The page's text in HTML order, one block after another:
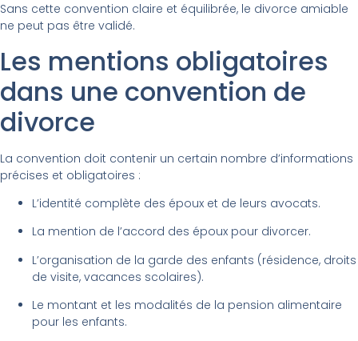
Sans cette convention claire et équilibrée, le divorce amiable
ne peut pas être validé.
Les mentions obligatoires
dans une convention de
divorce
La convention doit contenir un certain nombre d’informations
précises et obligatoires :
L’identité complète des époux et de leurs avocats.
La mention de l’accord des époux pour divorcer.
L’organisation de la garde des enfants (résidence, droits
de visite, vacances scolaires).
Le montant et les modalités de la pension alimentaire
pour les enfants.